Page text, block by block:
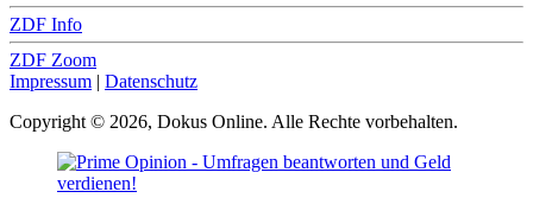
ZDF Info
ZDF Zoom
Impressum | Datenschutz
Copyright © 2026, Dokus Online. Alle Rechte vorbehalten.